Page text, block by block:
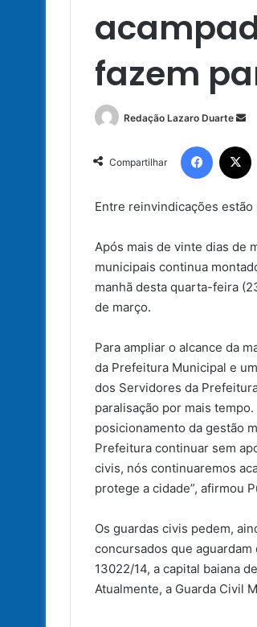
fazem
Redação Lazaro Duarte
e-
Compartilhar
Facebook
Entre reinvindicações
Após mais de vinte dias de
municipais continua
manhã desta quarta-feira
de março.
Para ampliar o alcance da
da Prefeitura Municipal e
dos Servidores da
paralisação por mais
posicionamento da gestão
Prefeitura continuar sem
civis, nós continuaremos
protege a cidade”, afirmou
Os guardas civis pedem,
concursados que
13022/14, a capital baiana
Atualmente, a Guarda Civil